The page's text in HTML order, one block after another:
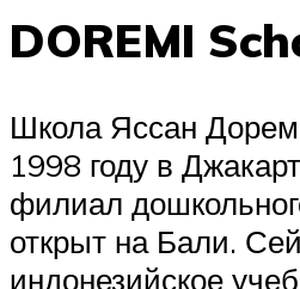
DOREMI
Школа Яссан
1998 году в
филиал
открыт на Бали.
индонезийское